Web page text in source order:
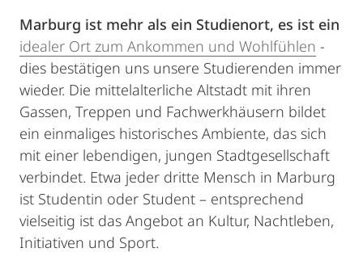
Marburg ist mehr als ein Studienort, es ist ein
idealer Ort zum Ankommen und Wohlfühlen -
dies bestätigen uns unsere Studierenden immer
wieder. Die mittelalterliche Altstadt mit ihren
Gassen, Treppen und Fachwerkhäusern bildet
ein einmaliges historisches Ambiente, das sich
mit einer lebendigen, jungen Stadtgesellschaft
verbindet. Etwa jeder dritte Mensch in Marburg
ist Studentin oder Student – entsprechend
vielseitig ist das Angebot an Kultur, Nachtleben,
Initiativen und Sport.